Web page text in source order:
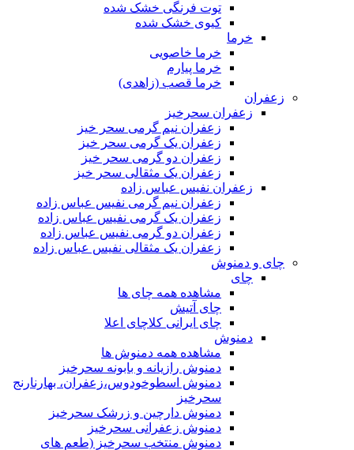
توت فرنگی خشک شده
کیوی خشک شده
خرما
خرما خاصویی
خرما پیارم
خرما قصب (زاهدی)
زعفران
زعفران سحرخیز
زعفران نیم گرمی سحر خیز
زعفران یک گرمی سحر خیز
زعفران دو گرمی سحر خیز
زعفران یک مثقالی سحر خیز
زعفران نفیس عباس زاده
زعفران نیم گرمی نفیس عباس زاده
زعفران یک گرمی نفیس عباس زاده
زعفران دو گرمی نفیس عباس زاده
زعفران یک مثقالی نفیس عباس زاده
چای و دمنوش
چای
مشاهده همه چای ها
چای آتیش
چای ایرانی کلاچای اعلا
دمنوش
مشاهده همه دمنوش ها
دمنوش رازیانه و بابونه سحرخیز
دمنوش اسطوخودوس،زعفران، بهارنارنج
سحرخیز
دمنوش دارچین و زرشک سحرخیز
دمنوش زعفرانی سحرخیز
دمنوش منتخب سحرخیز (طعم های